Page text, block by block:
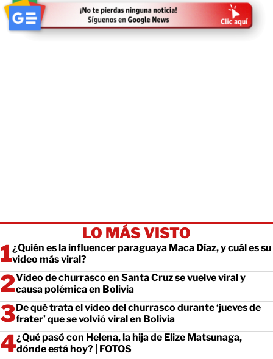
LO MÁS VISTO
¿Quién es la influencer paraguaya Maca Díaz, y cuál es su
video más viral?
Video de churrasco en Santa Cruz se vuelve viral y
causa polémica en Bolivia
De qué trata el video del churrasco durante ‘jueves de
frater’ que se volvió viral en Bolivia
¿Qué pasó con Helena, la hija de Elize Matsunaga,
dónde está hoy? | FOTOS